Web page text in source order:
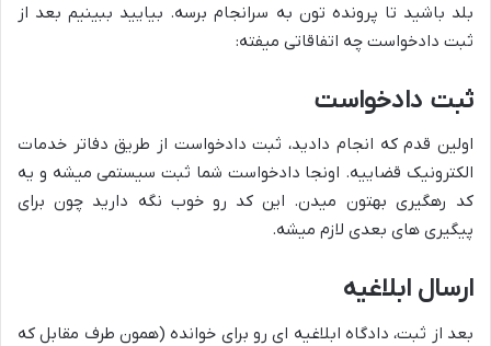
بلد باشید تا پرونده تون به سرانجام برسه. بیایید ببینیم بعد از
ثبت دادخواست چه اتفاقاتی میفته:
ثبت دادخواست
اولین قدم که انجام دادید، ثبت دادخواست از طریق دفاتر خدمات
الکترونیک قضاییه. اونجا دادخواست شما ثبت سیستمی میشه و یه
کد رهگیری بهتون میدن. این کد رو خوب نگه دارید چون برای
پیگیری های بعدی لازم میشه.
ارسال ابلاغیه
بعد از ثبت، دادگاه ابلاغیه ای رو برای خوانده (همون طرف مقابل که